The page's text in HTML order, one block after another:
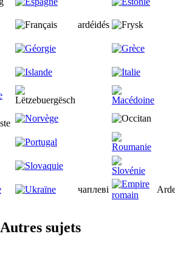
ardéidés
чаплеві
Autres sujets